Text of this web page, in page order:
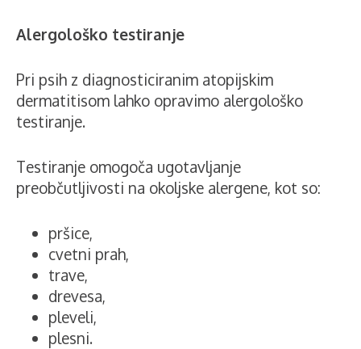
Alergološko testiranje
Pri psih z diagnosticiranim atopijskim
dermatitisom lahko opravimo alergološko
testiranje.
Testiranje omogoča ugotavljanje
preobčutljivosti na okoljske alergene, kot so:
pršice,
cvetni prah,
trave,
drevesa,
pleveli,
plesni.